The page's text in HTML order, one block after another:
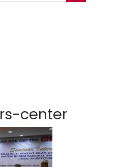
center